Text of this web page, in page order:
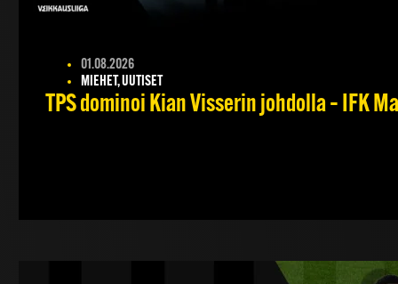
01.08.2026
MIEHET, UUTISET
TPS dominoi Kian Visserin johdolla – IFK